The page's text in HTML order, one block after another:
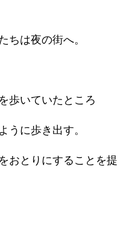
ちは夜の街へ。
歩いていたところ
うに歩き出す。
おとりにすることを提